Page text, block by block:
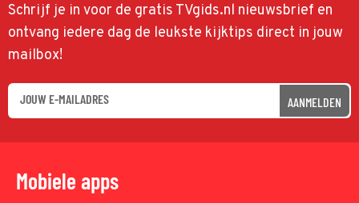
Schrijf je in voor de gratis TVgids.nl nieuwsbrief en
ontvang iedere dag de leukste kijktips direct in jouw
mailbox!
AANMELDEN
Mobiele apps